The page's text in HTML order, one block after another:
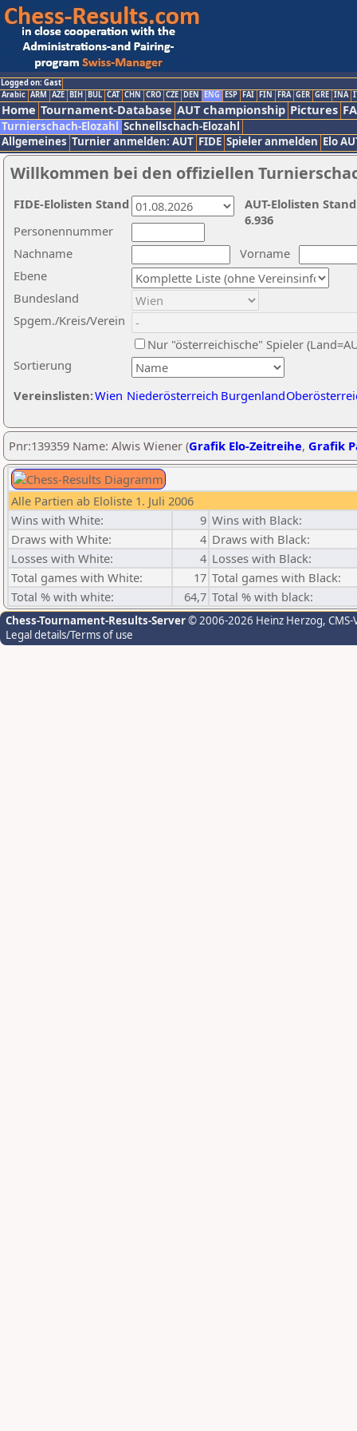
Logged on: Gast
Arabic ARM AZE BIH BUL CAT CHN CRO CZE DEN ENG ESP FAI FIN FRA GER GRE INA
Home Tournament-Database AUT championship Pictures
Turnierschach-Elozahl Schnellschach-Elozahl
Allgemeines Turnier anmelden: AUT FIDE Spieler anmelden Elo
Willkommen bei den offiziellen
Nachname
Vorname
Ebene
Sortierung
Personennummer
Bundesland
Spgem./Kreis/Verein
Nur "österreichische" Spieler
Vereinslisten:Wien Niederösterreich Burgenland
AUT-Elolisten
6.936
FIDE-Elolisten Stand
Pnr:139359 Name: Alwis Wiener (Grafik Elo-Zeitreihe, Grafik
Alle Partien ab Eloliste 1. Juli 2006
Wins with White:
9 Wins with Black:
Draws with White:
4 Draws with Black:
Losses with White:
4 Losses with Black:
Total games with White:
17 Total games with Black:
Total % with white:
64,7 Total % with black:
Chess-Tournament-Results-Server© 2006-2026 Heinz Herzog,
Legal details/Terms of use